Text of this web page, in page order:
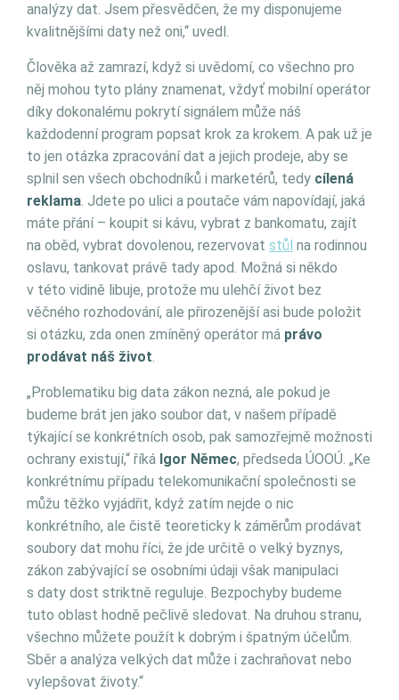
analýzy dat. Jsem přesvědčen, že my disponujeme
kvalitnějšími daty než oni,“ uvedl.
Člověka až zamrazí, když si uvědomí, co všechno pro
něj mohou tyto plány znamenat, vždyť mobilní operátor
díky dokonalému pokrytí signálem může náš
každodenní program popsat krok za krokem. A pak už je
to jen otázka zpracování dat a jejich prodeje, aby se
splnil sen všech obchodníků i marketérů, tedy cílená
reklama. Jdete po ulici a poutače vám napovídají, jaká
máte přání – koupit si kávu, vybrat z bankomatu, zajít
na oběd, vybrat dovolenou, rezervovat stůl na rodinnou
oslavu, tankovat právě tady apod. Možná si někdo
v této vidině libuje, protože mu ulehčí život bez
věčného rozhodování, ale přirozenější asi bude položit
si otázku, zda onen zmíněný operátor má právo
prodávat náš život.
„Problematiku big data zákon nezná, ale pokud je
budeme brát jen jako soubor dat, v našem případě
týkající se konkrétních osob, pak samozřejmě možnosti
ochrany existují,“ říká Igor Němec, předseda ÚOOÚ. „Ke
konkrétnímu případu telekomunikační společnosti se
můžu těžko vyjádřit, když zatím nejde o nic
konkrétního, ale čistě teoreticky k záměrům prodávat
soubory dat mohu říci, že jde určitě o velký byznys,
zákon zabývající se osobními údaji však manipulaci
s daty dost striktně reguluje. Bezpochyby budeme
tuto oblast hodně pečlivě sledovat. Na druhou stranu,
všechno můžete použít k dobrým i špatným účelům.
Sběr a analýza velkých dat může i zachraňovat nebo
vylepšovat životy.“